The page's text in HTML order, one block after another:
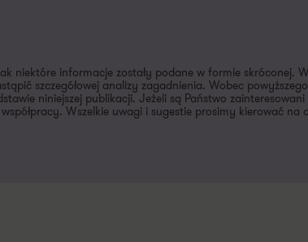
niektóre informacje zostały podane w formie skróconej.
szczegółowej analizy zagadnienia. Wobec
niniejszej publikacji. Jeżeli są Państwo
Wszelkie uwagi i sugestie prosimy kierować na